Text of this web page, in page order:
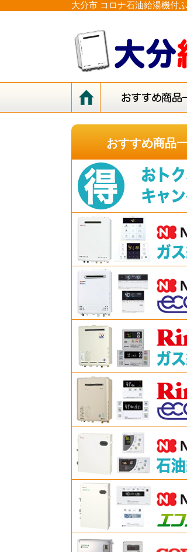
大分市 コロナ石油給湯機付
おすすめ商品